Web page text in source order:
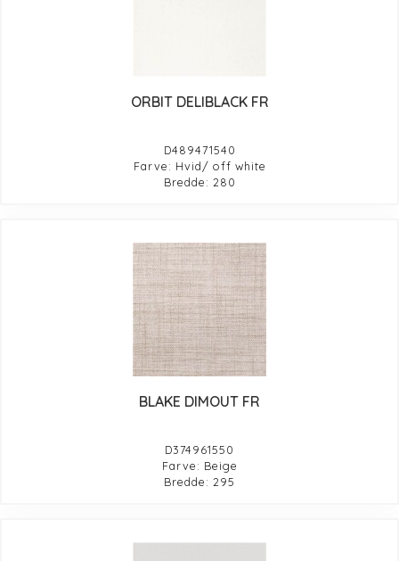
ORBIT DELIBLACK FR
D489471540
Farve: Hvid/ off white
Bredde: 280
BLAKE DIMOUT FR
D374961550
Farve: Beige
Bredde: 295